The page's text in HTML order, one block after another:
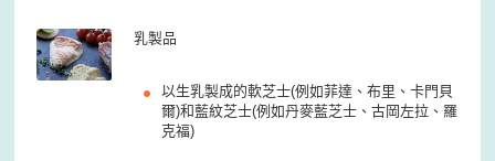
乳製品
以生乳製成的軟芝士(例如菲達、布里、卡門貝
爾)和藍紋芝士(例如丹麥藍芝士、古岡左拉、羅
克福)